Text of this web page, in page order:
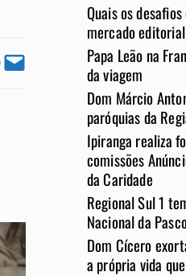
on WhatsApp
Email this Page
Quais os
mercado
Papa Leão na
da viagem
Dom Márcio
paróquias da
Ipiranga realiza
comissões
da Caridade
Regional Sul 1
Nacional da
Dom Cícero
a própria vida